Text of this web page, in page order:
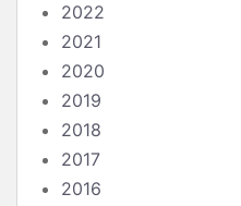
2022
2021
2020
2019
2018
2017
2016